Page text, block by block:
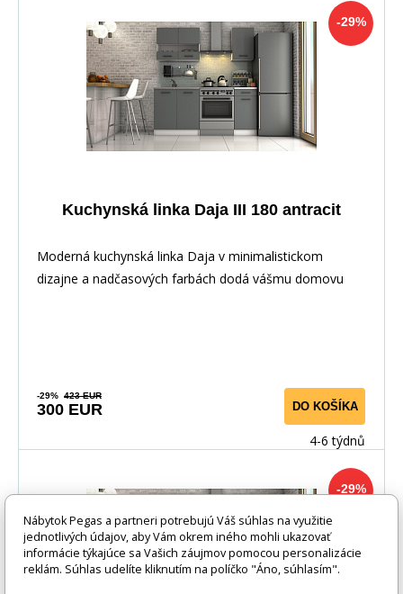
-29%
Kuchynská linka Daja III 180 antracit
Moderná kuchynská linka Daja v minimalistickom
dizajne a nadčasových farbách dodá vášmu domovu
-29% 423 EUR
300 EUR DO KOŠÍKA
4-6 týdnů
-29%
Nábytok Pegas a partneri potrebujú Váš súhlas na využitie
jednotlivých údajov, aby Vám okrem iného mohli ukazovať
informácie týkajúce sa Vašich záujmov pomocou personalizácie
reklám. Súhlas udelíte kliknutím na políčko "Áno, súhlasím".